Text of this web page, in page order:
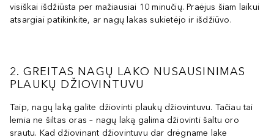
visiškai išdžiūsta per mažiausiai 10 minučių. Praėjus šiam laikui
atsargiai patikinkite, ar nagų lakas sukietėjo ir išdžiūvo.
2. GREITAS NAGŲ LAKO NUSAUSINIMAS
PLAUKŲ DŽIOVINTUVU
Taip, nagų laką galite džiovinti plaukų džiovintuvu. Tačiau tai
lemia ne šiltas oras – nagų laką galima džiovinti šaltu oro
srautu. Kad džiovinant džiovintuvu dar drėgname lake